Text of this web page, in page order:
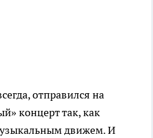
отправился на
концерт так, как
движем. И